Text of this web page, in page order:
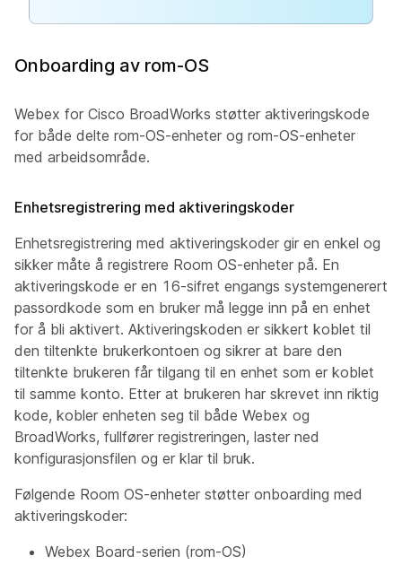
Onboarding av rom-OS
Webex for Cisco BroadWorks støtter aktiveringskode
for både delte rom-OS-enheter og rom-OS-enheter
med arbeidsområde.
Enhetsregistrering med aktiveringskoder
Enhetsregistrering med aktiveringskoder gir en enkel og
sikker måte å registrere Room OS-enheter på. En
aktiveringskode er en 16-sifret engangs systemgenerert
passordkode som en bruker må legge inn på en enhet
for å bli aktivert. Aktiveringskoden er sikkert koblet til
den tiltenkte brukerkontoen og sikrer at bare den
tiltenkte brukeren får tilgang til en enhet som er koblet
til samme konto. Etter at brukeren har skrevet inn riktig
kode, kobler enheten seg til både Webex og
BroadWorks, fullfører registreringen, laster ned
konfigurasjonsfilen og er klar til bruk.
Følgende Room OS-enheter støtter onboarding med
aktiveringskoder:
Webex Board-serien (rom-OS)